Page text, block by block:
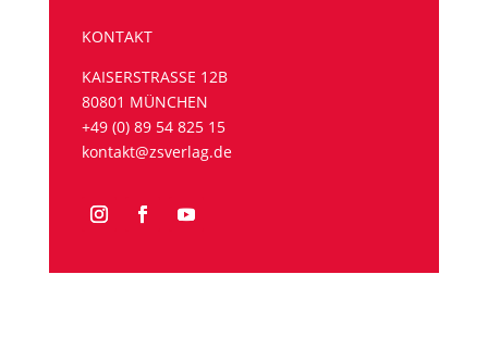
KONTAKT
KAISERSTRASSE 12B
80801 MÜNCHEN
+49 (0) 89 54 825 15
kontakt@zsverlag.de